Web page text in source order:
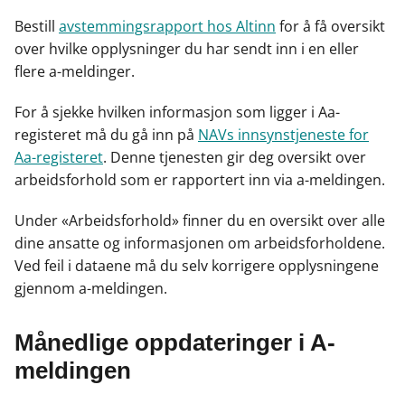
Bestill avstemmingsrapport hos Altinn for å få oversikt
over hvilke opplysninger du har sendt inn i en eller
flere a-meldinger.
For å sjekke hvilken informasjon som ligger i Aa-
registeret må du gå inn på NAVs innsynstjeneste for
Aa-registeret. Denne tjenesten gir deg oversikt over
arbeidsforhold som er rapportert inn via a-meldingen.
Under «Arbeidsforhold» finner du en oversikt over alle
dine ansatte og informasjonen om arbeidsforholdene.
Ved feil i dataene må du selv korrigere opplysningene
gjennom a-meldingen.
Månedlige oppdateringer i A-
meldingen